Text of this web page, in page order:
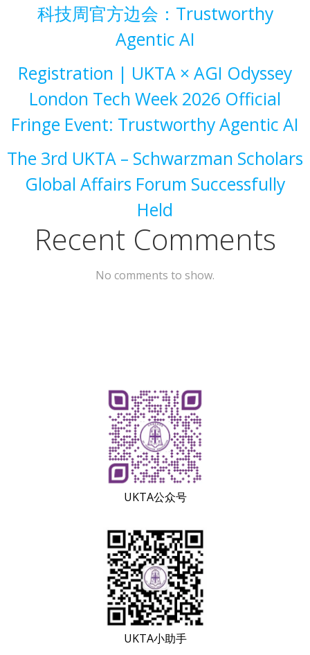
科技周官方边会：Trustworthy
Agentic AI
Registration | UKTA × AGI Odyssey
London Tech Week 2026 Official
Fringe Event: Trustworthy Agentic AI
The 3rd UKTA – Schwarzman Scholars
Global Affairs Forum Successfully
Held
Recent Comments
No comments to show.
UKTA公众号
UKTA小助手